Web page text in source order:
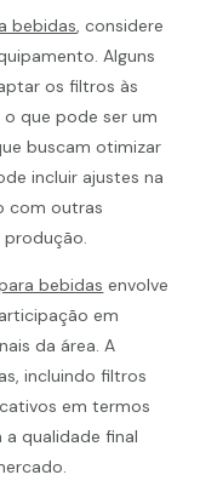
bebidas, considere
Alguns
os filtros às
que pode ser um
buscam otimizar
incluir ajustes na
com outras
produção.
bebidas envolve
em
da área. A
incluindo filtros
em termos
qualidade final